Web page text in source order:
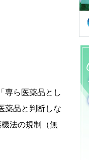
専ら医薬品とし
薬品と判断しな
法の規制（無